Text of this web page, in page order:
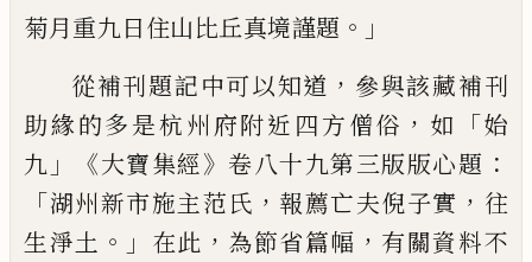
菊月重九日住山比丘真境謹題 。」
從補刊題記中可以知道 ， 參與該藏補刊
助緣的多是杭州府附近四方僧俗 ， 如 「始
九 」《大寶集經》 卷八十九第三版版心題 ：
「湖州新市施主范氏 ， 報薦亡夫倪子實 ， 往
生淨土 。」 在此 ， 為節省篇幅 ， 有關資料不